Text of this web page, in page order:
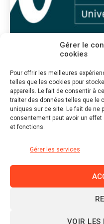
Gérer le
cookies
Pour offrir les meilleures
telles que les cookies pour
appareils. Le fait de consentir à
traiter des données telles que le
uniques sur ce site. Le fait de ne
consentement peut avoir un
et fonctions.
Gérer les services
VOIR LES
Catégories
LOGOTYPE, IDENTITÉ ET
MAQUETTE PRINT
UNISTRA
Master Welness